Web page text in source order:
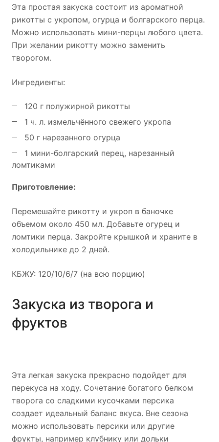
Эта простая закуска состоит из ароматной
рикотты с укропом, огурца и болгарского перца.
Можно использовать мини-перцы любого цвета.
При желании рикотту можно заменить
творогом.
Ингредиенты:
120 г полужирной рикотты
1 ч. л. измельчённого свежего укропа
50 г нарезанного огурца
1 мини-болгарский перец, нарезанный
ломтиками
Приготовление:
Перемешайте рикотту и укроп в баночке
объемом около 450 мл. Добавьте огурец и
ломтики перца. Закройте крышкой и храните в
холодильнике до 2 дней.
КБЖУ: 120/10/6/7 (на всю порцию)
Закуска из творога и
фруктов
Эта легкая закуска прекрасно подойдет для
перекуса на ходу. Сочетание богатого белком
творога со сладкими кусочками персика
создает идеальный баланс вкуса. Вне сезона
можно использовать персики или другие
фрукты, например клубнику или дольки